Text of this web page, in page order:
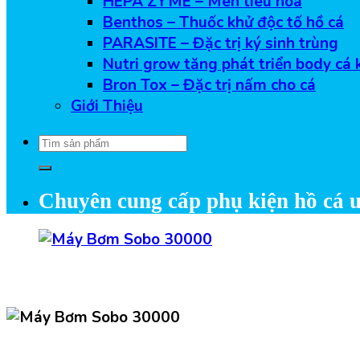
Benthos – Thuốc khử độc tố hồ cá
PARASITE – Đặc trị ký sinh trùng
Nutri grow tăng phát triển body cá
Bron Tox – Đặc trị nấm cho cá
Giới Thiệu
Tìm
kiếm:
Chuyên cung cấp phụ kiện hồ cá